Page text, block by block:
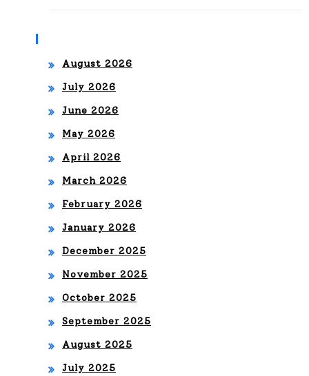
tur
as a
tra
la
fút
bol
August 2026
July 2026
June 2026
May 2026
April 2026
March 2026
February 2026
January 2026
December 2025
November 2025
October 2025
September 2025
August 2025
July 2025